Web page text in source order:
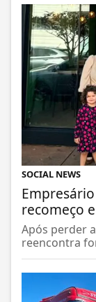
SOCIAL NEWS
recomeço
Após perder
reencontra